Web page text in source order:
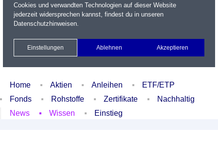
Name / WKN / ISIN / Kürzel
Xetra Realtime
Watchlist Portfolio Login
Home Aktien Anleihen
ETF/ETP
Fonds
Rohstoffe Zertifikate
Nachhaltig
News
Wissen Einstieg
Cookies und verwandten Technologien auf dieser Website
jederzeit widersprechen kannst, findest du in unseren
Datenschutzhinweisen.
Einstellungen Ablehnen Akzeptieren